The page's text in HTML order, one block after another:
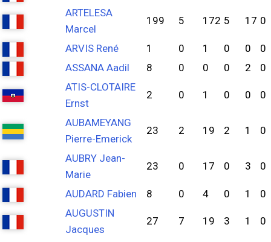
ARTELESA
Marcel
199 5 172 5 17 0
ARVIS René 1 0 1 0 0
0
ASSANA Aadil
8 0 0 0 2
0
ATIS-CLOTAIRE
Ernst
2 0 1 0 0 0
AUBAMEYANG
Pierre-Emerick
23 2 19 2 1 0
AUBRY Jean-
Marie
23 0 17 0 3 0
AUDARD Fabien 8 0 4 0 1
0
AUGUSTIN
Jacques
27 7 19 3 1 0